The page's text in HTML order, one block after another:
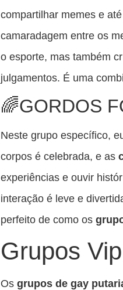
compartilhar memes e
camaradagem entre os
o esporte, mas também
julgamentos. É uma
🌈GORDOS
Neste grupo específico,
corpos é celebrada, e as
experiências e ouvir
interação é leve e
perfeito de como os
Grupos
Os grupos de gay